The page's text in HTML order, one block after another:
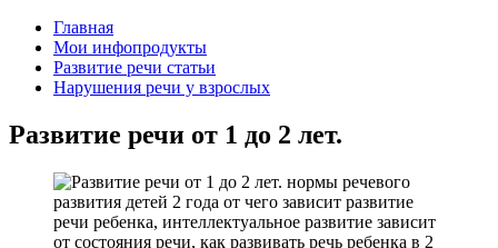
Главная
Мои инфопродукты
Развитие речи статьи
Нарушения речи у взрослых
Развитие речи от 1 до 2 лет.